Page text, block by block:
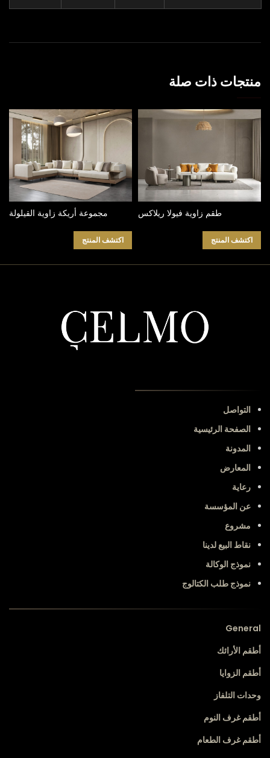
منتجات ذات صلة
طقم زاوية فيولا ريلاكس
اكتشف المنتج
مجموعة أريكة زاوية القيلولة
اكتشف المنتج
التواصل
الصفحة الرئيسية
المدونة
المعارض
رعاية
عن المؤسسة
مشروع
نقاط البيع لدينا
نموذج الوكالة
نموذج طلب الكتالوج
General
أطقم الأرائك
أطقم الزوايا
وحدات التلفاز
أطقم غرف النوم
أطقم غرف الطعام